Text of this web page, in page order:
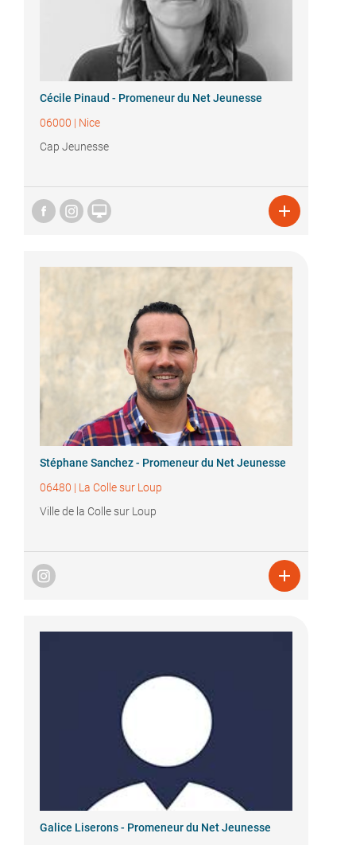
Cécile Pinaud - Promeneur du Net Jeunesse
06000 | Nice
Cap Jeunesse
 
Stéphane Sanchez - Promeneur du Net Jeunesse
06480 | La Colle sur Loup
Ville de la Colle sur Loup

Galice Liserons - Promeneur du Net Jeunesse